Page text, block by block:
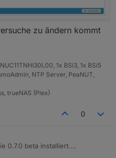
run
zu ändern kommt
1x BSi3, 1x BSi5
NTP Server, PeaNUT,
trueNAS (Plex)
0
0.7.0 beta installiert.